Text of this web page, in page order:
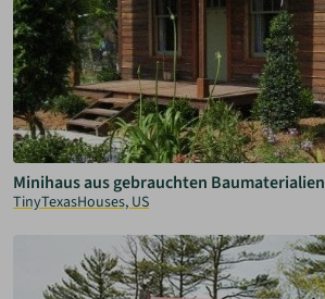
Minihaus aus gebrauchten Baumaterialien
TinyTexasHouses, US